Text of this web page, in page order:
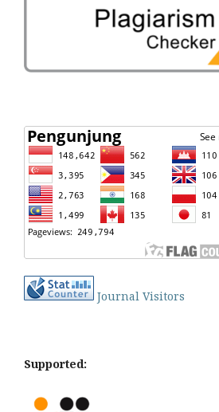
Journal Visitors
Supported: